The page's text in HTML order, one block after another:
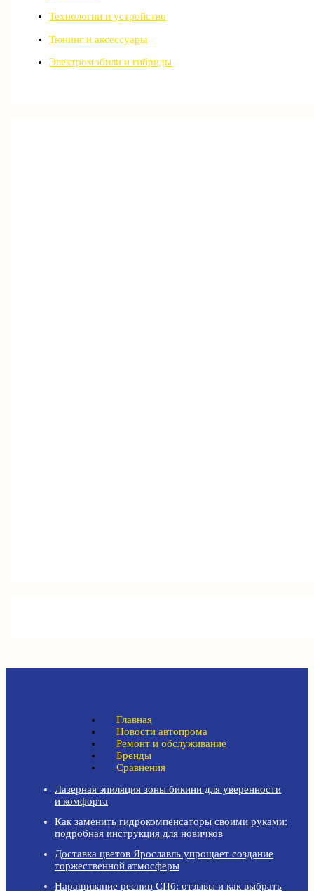
Технологии и устройство
Тюнинг и аксессуары
Электромобили и гибриды
Главная
Новости автопрома
Ремонт и обслуживание
Бренды
Сравнения
Лазерная эпиляция зоны бикини для уверенности
и комфорта
Как заменить гидрокомпенсаторы своими руками:
подробная инструкция для новичков
Доставка цветов Ярославль упрощает создание
торжественной атмосферы
Наращивание ресниц СПб: отзывы и как выбрать